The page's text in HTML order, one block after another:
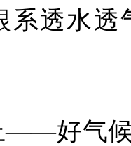
系透水
好气候